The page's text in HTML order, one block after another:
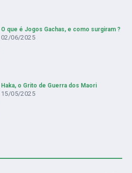
O que é Jogos Gachas, e como surgiram ?
02/06/2025
Haka, o Grito de Guerra dos Maori
15/05/2025